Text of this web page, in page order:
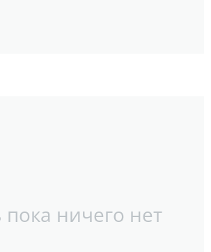
пока ничего нет